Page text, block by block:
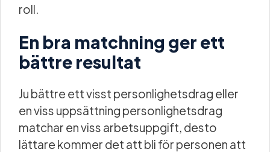
roll.
En bra matchning ger ett
bättre resultat
Ju bättre ett visst personlighetsdrag eller
en viss uppsättning personlighetsdrag
matchar en viss arbetsuppgift, desto
lättare kommer det att bli för personen att